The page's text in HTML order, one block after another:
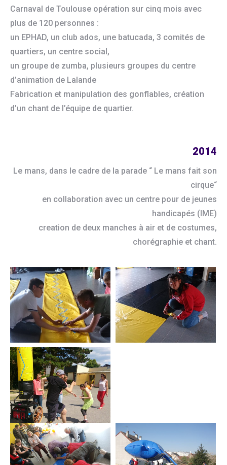
Carnaval de Toulouse opération sur cinq mois avec
plus de 120 personnes :
un EPHAD, un club ados, une batucada, 3 comités de
quartiers, un centre social,
un groupe de zumba, plusieurs groupes du centre
d’animation de Lalande
Fabrication et manipulation des gonflables, création
d’un chant de l’équipe de quartier.
2014
Le mans, dans le cadre de la parade “ Le mans fait son
cirque“
en collaboration avec un centre pour de jeunes
handicapés (IME)
creation de deux manches à air et de costumes,
chorégraphie et chant.